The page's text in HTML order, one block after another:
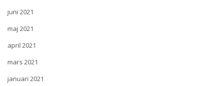
juni 2021
maj 2021
april 2021
mars 2021
januari 2021